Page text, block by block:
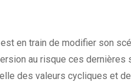
en train de modifier son
au risque ces
des valeurs cycliques et